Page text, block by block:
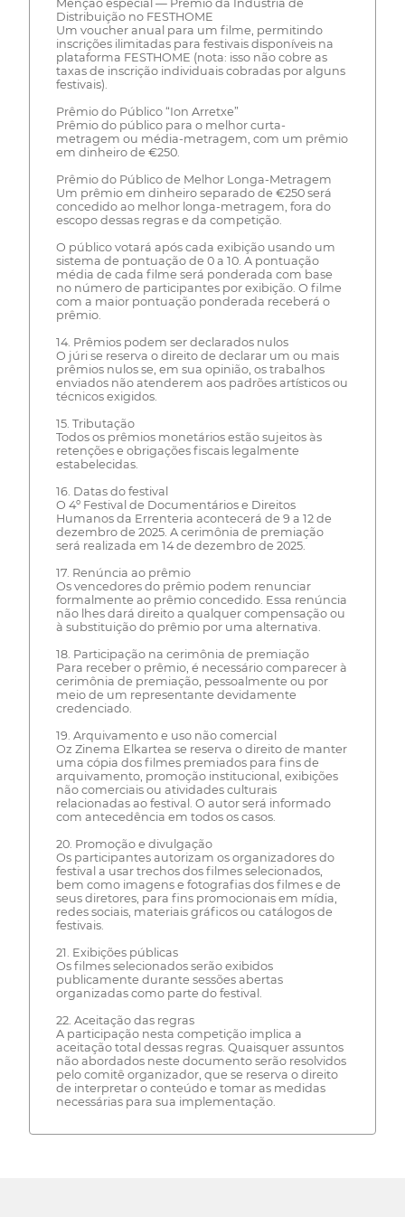
Menção especial — Prêmio da Indústria de
Distribuição no FESTHOME
Um voucher anual para um filme, permitindo
inscrições ilimitadas para festivais disponíveis na
plataforma FESTHOME (nota: isso não cobre as
taxas de inscrição individuais cobradas por alguns
festivais).
Prêmio do Público “Ion Arretxe”
Prêmio do público para o melhor curta-
metragem ou média-metragem, com um prêmio
em dinheiro de €250.
Prêmio do Público de Melhor Longa-Metragem
Um prêmio em dinheiro separado de €250 será
concedido ao melhor longa-metragem, fora do
escopo dessas regras e da competição.
O público votará após cada exibição usando um
sistema de pontuação de 0 a 10. A pontuação
média de cada filme será ponderada com base
no número de participantes por exibição. O filme
com a maior pontuação ponderada receberá o
prêmio.
14. Prêmios podem ser declarados nulos
O júri se reserva o direito de declarar um ou mais
prêmios nulos se, em sua opinião, os trabalhos
enviados não atenderem aos padrões artísticos ou
técnicos exigidos.
15. Tributação
Todos os prêmios monetários estão sujeitos às
retenções e obrigações fiscais legalmente
estabelecidas.
16. Datas do festival
O 4º Festival de Documentários e Direitos
Humanos da Errenteria acontecerá de 9 a 12 de
dezembro de 2025. A cerimônia de premiação
será realizada em 14 de dezembro de 2025.
17. Renúncia ao prêmio
Os vencedores do prêmio podem renunciar
formalmente ao prêmio concedido. Essa renúncia
não lhes dará direito a qualquer compensação ou
à substituição do prêmio por uma alternativa.
18. Participação na cerimônia de premiação
Para receber o prêmio, é necessário comparecer à
cerimônia de premiação, pessoalmente ou por
meio de um representante devidamente
credenciado.
19. Arquivamento e uso não comercial
Oz Zinema Elkartea se reserva o direito de manter
uma cópia dos filmes premiados para fins de
arquivamento, promoção institucional, exibições
não comerciais ou atividades culturais
relacionadas ao festival. O autor será informado
com antecedência em todos os casos.
20. Promoção e divulgação
Os participantes autorizam os organizadores do
festival a usar trechos dos filmes selecionados,
bem como imagens e fotografias dos filmes e de
seus diretores, para fins promocionais em mídia,
redes sociais, materiais gráficos ou catálogos de
festivais.
21. Exibições públicas
Os filmes selecionados serão exibidos
publicamente durante sessões abertas
organizadas como parte do festival.
22. Aceitação das regras
A participação nesta competição implica a
aceitação total dessas regras. Quaisquer assuntos
não abordados neste documento serão resolvidos
pelo comitê organizador, que se reserva o direito
de interpretar o conteúdo e tomar as medidas
necessárias para sua implementação.